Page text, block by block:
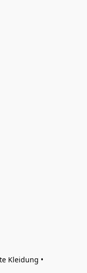
Kleidung •